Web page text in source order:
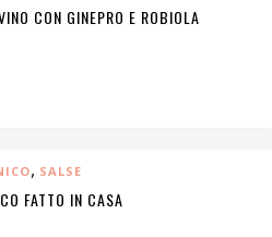
CON GINEPRO E ROBIOLA
, SALSE
FATTO IN CASA